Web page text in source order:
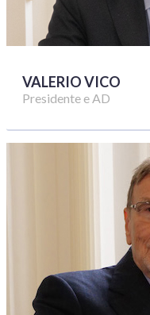
VALERIO VICO
Presidente e AD